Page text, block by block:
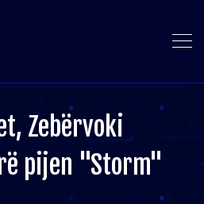
Zebërvoki
pijen "Storm"